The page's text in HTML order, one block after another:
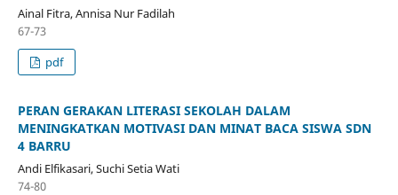
Ainal Fitra, Annisa Nur Fadilah
67-73
pdf
PERAN GERAKAN LITERASI SEKOLAH DALAM
MENINGKATKAN MOTIVASI DAN MINAT BACA SISWA SDN
4 BARRU
Andi Elfikasari, Suchi Setia Wati
74-80